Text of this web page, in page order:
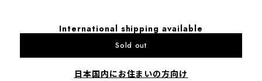
International shipping available
Sold out
日本国内にお住まいの方向け